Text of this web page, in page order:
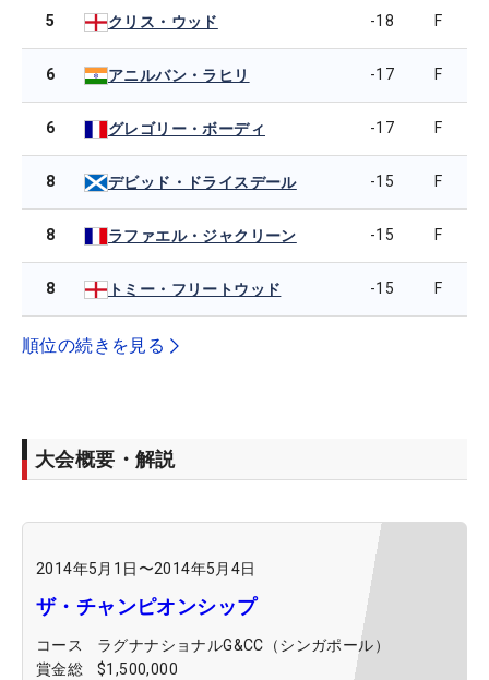
5 クリス・ウッド -18 F
6 アニルバン・ラヒリ -17 F
6 グレゴリー・ボーディ -17 F
8 デビッド・ドライスデール -15 F
8 ラファエル・ジャクリーン -15 F
8 トミー・フリートウッド -15 F
順位の続きを見る
大会概要・解説
2014年5月1日 〜2014年5月4日
ザ・チャンピオンシップ
コース
ラグナナショナルG&CC（シンガポール）
賞金総
$1,500,000